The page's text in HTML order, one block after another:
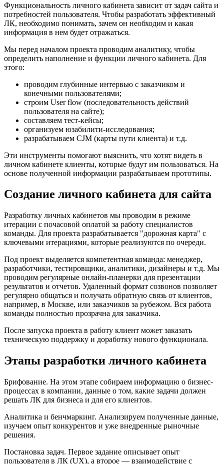
Функциональность личного кабинета зависит от задач сайта и
потребностей пользователя. Чтобы разработать эффективный
ЛК, необходимо понимать, зачем он необходим и какая
информация в нем будет отражаться.
Мы перед началом проекта проводим аналитику, чтобы
определить наполнение и функции личного кабинета. Для
этого:
проводим глубинные интервью с заказчиком и
конечными пользователями;
строим User flow (последовательность действий
пользователя на сайте);
составляем тест-кейсы;
организуем юзабилити-исследования;
разрабатываем CJM (карты пути клиента) и т.д.
Эти инструменты помогают выяснить, что хотят видеть в
личном кабинете клиенты, которые будут им пользоваться. На
основе полученной информации разрабатываем прототипы.
Создание личного кабинета для сайта
Разработку личных кабинетов мы проводим в режиме
итерации с почасовой оплатой за работу специалистов
команды. Для проекта разрабатывается "дорожная карта" с
ключевыми итерациями, которые реализуются по очереди.
Под проект выделяется компетентная команда: менеджер,
разработчики, тестировщики, аналитики, дизайнеры и т.д. Мы
проводим регулярные онлайн-планерки для презентации
результатов и отчетов. Удаленный формат созвонов позволяет
регулярно общаться и получать обратную связь от клиентов,
например, в Москве, или заказчиков за рубежом. Вся работа
команды полностью прозрачна для заказчика.
После запуска проекта в работу клиент может заказать
техническую поддержку и доработку нового функционала.
Этапы разработки личного кабинета
Брифование. На этом этапе собираем информацию о бизнес-
процессах в компании, данные о том, какие задачи должен
решать ЛК для бизнеса и для его клиентов.
Аналитика и бенчмаркинг. Анализируем полученные данные,
изучаем опыт конкурентов и уже внедренные рыночные
решения.
Постановка задач. Первое задание описывает опыт
пользователя в ЛК (UX), а второе — взаимодействие с